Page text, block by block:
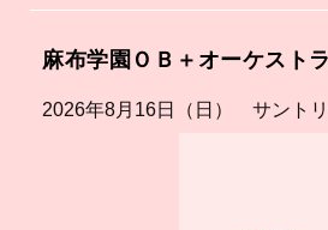
麻布学園ＯＢ＋オーケスト
2026年8月16日（日） サント